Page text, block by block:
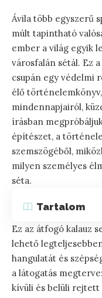
Ávila több egyszerű
múlt tapintható
ember a világ egyik
városfalán sétál. Ez
csupán egy védelmi
élő
mindennapjairól,
írásban
építészet, a
szemszögéből,
milyen személyes
séta.
Tartalom
Ez az átfogó kalauz
lehető
hangulatát és
a látogatás
kívüli és belüli rejtett